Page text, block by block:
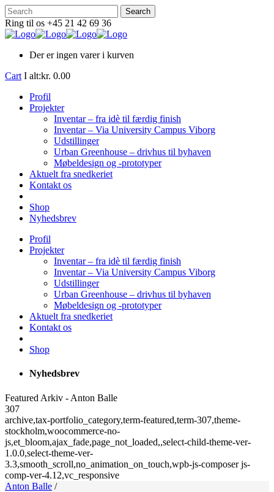
Ring til os +45 21 42 69 36
Der er ingen varer i kurven
Cart I alt:kr. 0.00
Profil
Projekter
Inventar – fra idè til færdig finish
Inventar – Via University Campus Viborg
Udstillinger
Urban Greenhouse – drivhus til byhaven
Møbeldesign og -prototyper
Aktuelt fra snedkeriet
Kontakt os
Shop
Nyhedsbrev
Profil
Projekter
Inventar – fra idè til færdig finish
Inventar – Via University Campus Viborg
Udstillinger
Urban Greenhouse – drivhus til byhaven
Møbeldesign og -prototyper
Aktuelt fra snedkeriet
Kontakt os
Shop
Nyhedsbrev
Featured Arkiv - Anton Balle
307
archive,tax-portfolio_category,term-featured,term-307,theme-
stockholm,woocommerce-no-
js,et_bloom,ajax_fade,page_not_loaded,,select-child-theme-ver-
1.0.0,select-theme-ver-
3.3,smooth_scroll,no_animation_on_touch,wpb-js-composer js-
comp-ver-4.12,vc_responsive
Anton Balle /